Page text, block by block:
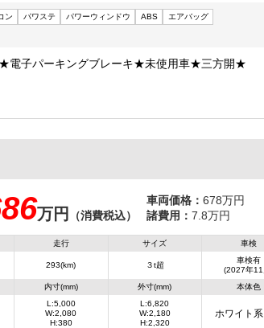
ン パワステ パワーウィンドウ ABS エアバッグ
電子パーキングブレーキ★未使用車★三方開★
万円 （消費税込）
車両価格： 678万円
諸費用： 7.8万円
走行
293(km)
サイズ
３t超
車検
車検有
(2027年11
内寸(mm)
L:5,000
W:2,080
H:380
外寸(mm)
L:6,820
W:2,180
H:2,320
本体色
ホワイト系